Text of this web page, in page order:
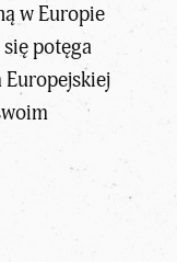
w Europie
potęga
Europejskiej